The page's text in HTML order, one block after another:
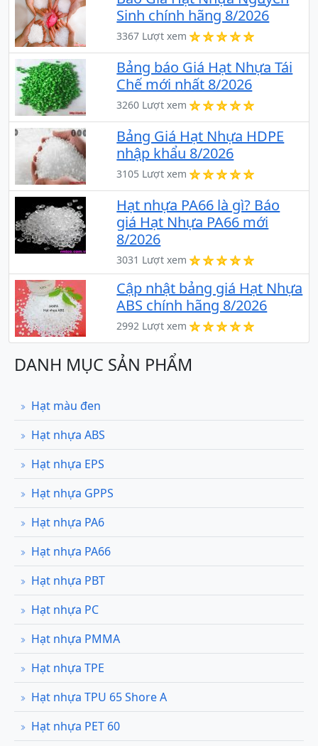
Sinh chính hãng 8/2026
3367 Lượt xem
Bảng báo Giá Hạt Nhựa Tái
Chế mới nhất 8/2026
3260 Lượt xem
Bảng Giá Hạt Nhựa HDPE
nhập khẩu 8/2026
3105 Lượt xem
Hạt nhựa PA66 là gì? Báo
giá Hạt Nhựa PA66 mới
8/2026
3031 Lượt xem
Cập nhật bảng giá Hạt Nhựa
ABS chính hãng 8/2026
2992 Lượt xem
DANH MỤC SẢN PHẨM
Hạt màu đen
Hạt nhựa ABS
Hạt nhựa EPS
Hạt nhựa GPPS
Hạt nhựa PA6
Hạt nhựa PA66
Hạt nhựa PBT
Hạt nhựa PC
Hạt nhựa PMMA
Hạt nhựa TPE
Hạt nhựa TPU 65 Shore A
Hạt nhựa PET 60